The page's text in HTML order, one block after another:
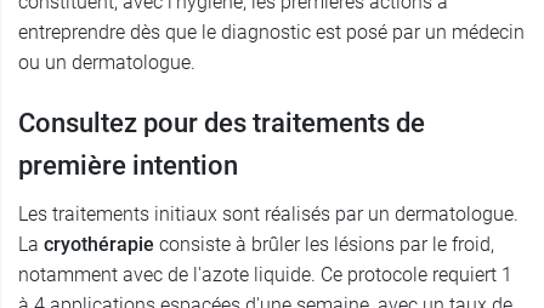
entreprendre dès que le diagnostic est posé par un médecin
ou un dermatologue.
Consultez pour des traitements de
première intention
Les traitements initiaux sont réalisés par un dermatologue.
La cryothérapie consiste à brûler les lésions par le froid,
notamment avec de l'azote liquide. Ce protocole requiert 1